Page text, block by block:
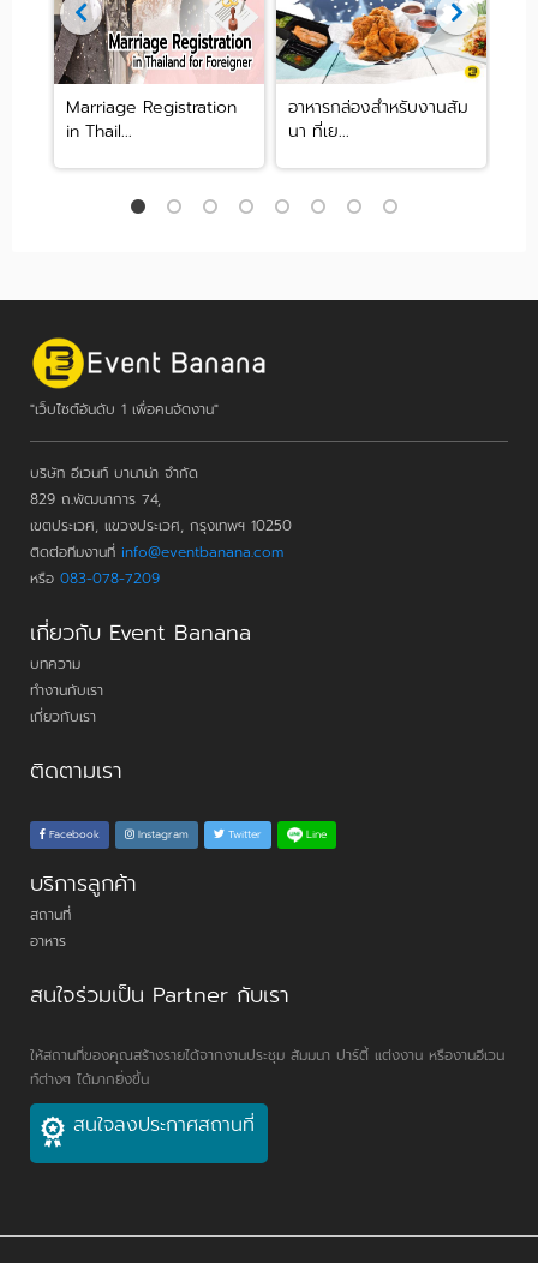
Marriage Registration
in Thail...
อาหารกล่องสำหรับงานสัม
นา ที่เย...
"เว็บไซต์อันดับ 1 เพื่อคนจัดงาน"
บริษัท อีเวนท์ บานาน่า จำกัด
829 ถ.พัฒนาการ 74,
เขตประเวศ, แขวงประเวศ, กรุงเทพฯ 10250
ติดต่อทีมงานที่ info@eventbanana.com
หรือ 083-078-7209
เกี่ยวกับ Event Banana
บทความ
ทำงานกับเรา
เกี่ยวกับเรา
ติดตามเรา
Facebook Instagram Twitter Line
บริการลูกค้า
สถานที่
อาหาร
สนใจร่วมเป็น Partner กับเรา
ให้สถานที่ของคุณสร้างรายได้จากงานประชุม สัมมนา ปาร์ตี้ แต่งงาน หรืองานอีเวน
ท์ต่างๆ ได้มากยิ่งขึ้น
สนใจลงประกาศสถานที่